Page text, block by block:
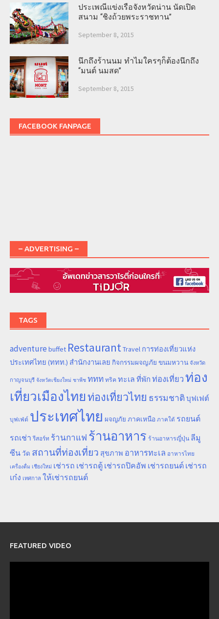
ประเพณีแข่งเรือจังหวัดน่าน นัดเปิด
สนาม “ชิงถ้วยพระราชทาน”
September 8, 2015
นึกถึงร้านนม ทำไมใครๆก็ต้องนึกถึง
“มนต์ นมสด”
September 8, 2015
FACEBOOK FANPAGE
– ADVERTISING –
TAGS
adventure buffet RestaurantTravel การท่องเที่ยวแห่ง
ประเทศไทย (ททท.) สำนักงานเลย กิจกรรมผจญภัย ขนมหวาน จังหวัด
กาญจนบุรี จังหวัดเชียงใหม่ ชาพีช ททท ทริค ทะเล ที่พัก ท่องเที่ยวท่อง
เที่ยวเมืองไทยท่องเที่ยวไทย ธรรมชาติ บุฟเฟต์
บุฟเฟ่ต์ ประเทศไทย ผจญภัย ภาคเหนือ ภาคใต้ รถยนต์
รถเช่า รีสอร์ท ร้านกาแฟ ร้านอาหาร ร้านอาหารญี่ปุ่น ลีมู
ซีน วัด สถานที่ท่องเที่ยว สุขภาพ อาหารทะเล อาหารไทย
เครื่องดื่ม เชียงใหม่ เช่ารถ เช่ารถตู้ เช่ารถปิคอัพ เช่ารถยนต์ เช่ารถ
เก๋ง เทศกาล ให้เช่ารถยนต์
FEATURED VIDEO